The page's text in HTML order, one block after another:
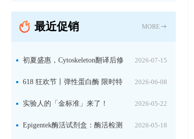
固定关键酶
最近促销 MORE
2026-07-15
初夏盛惠，Cytoskeleton翻译后修
饰（PTM）产品线放价啦！ 2026-06-08
618 狂欢节丨弹性蛋白酶 限时特
惠 2026-05-22
实验人的「金标准」来了！
Jackson 二抗精选限时一口价，手慢无！2026-05-18
Epigentek酶活试剂盒：酶活检测